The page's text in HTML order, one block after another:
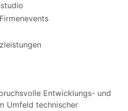
Entwicklungs- und
Umfeld technischer